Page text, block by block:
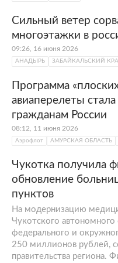
Сильный ветер
многоэтажки в
09:26, 16 июня 2026
АНАДЫРЬ ЗАБАЙКАЛЬСКИЙ
Программа
авиаперелеты
гражданам России
08:12, 11 июня 2026
Аэрофлот АМУРСКАЯ ОБЛАСТЬ
Чукотка получила
обновление
пунктов
На модернизацию
Чукотского автономного
федерального и
250 миллионов рублей,
правительства региона.